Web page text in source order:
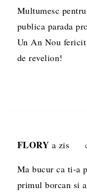
Multumesc
publica parada
Un An Nou fericit
de revelion!
FLORY a zis
Ma bucur ca ti-a
primul borcan si